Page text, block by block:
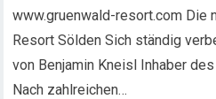
www.gruenwald-resort.com Die
Resort Sölden Sich ständig
von Benjamin Kneisl Inhaber
Nach zahlreichen…